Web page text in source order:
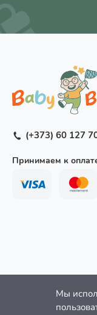
(+373) 60 127
Принимаем к
Мы